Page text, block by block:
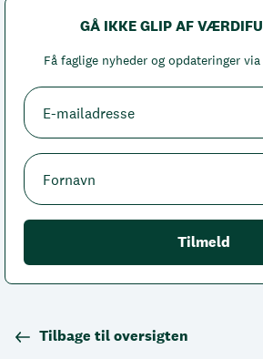
GÅ IKKE GLIP AF
Få faglige nyheder og opdateringer
Tilbage til oversigten